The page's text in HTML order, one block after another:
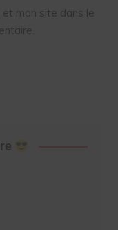
et mon site dans le